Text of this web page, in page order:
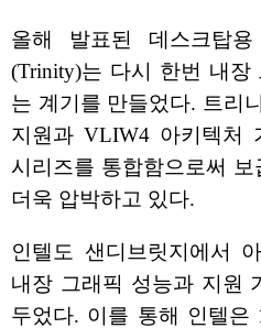
올해 발표된 데스크탑
(Trinity)는 다시 한번 내장
는 계기를 만들었다. 트리
지원과 VLIW4 아키텍처
시리즈를 통합함으로써
더욱 압박하고 있다.
인텔도 샌디브릿지에서
내장 그래픽 성능과 지원
두었다. 이를 통해 인텔은